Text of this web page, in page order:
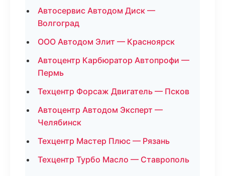
Автосервис Автодом Диск —
Волгоград
ООО Автодом Элит — Красноярск
Автоцентр Карбюратор Автопрофи —
Пермь
Техцентр Форсаж Двигатель — Псков
Автоцентр Автодом Эксперт —
Челябинск
Техцентр Мастер Плюс — Рязань
Техцентр Турбо Масло — Ставрополь